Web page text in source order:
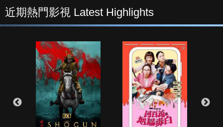
近期熱門影視 Latest Highlights